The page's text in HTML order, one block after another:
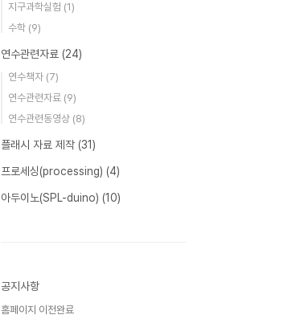
지구과학실험 (1)
수학 (9)
연수관련자료 (24)
연수책자 (7)
연수관련자료 (9)
연수관련동영상 (8)
플래시 자료 제작 (31)
프로세싱(processing) (4)
아두이노(SPL-duino) (10)
공지사항
홈페이지 이전완료